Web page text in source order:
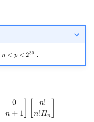
𝑛 < 𝑝 < 230
<p <2 30 ．
0
𝑛 + 1
𝑛!
𝑛!𝐻𝑛
1] n]